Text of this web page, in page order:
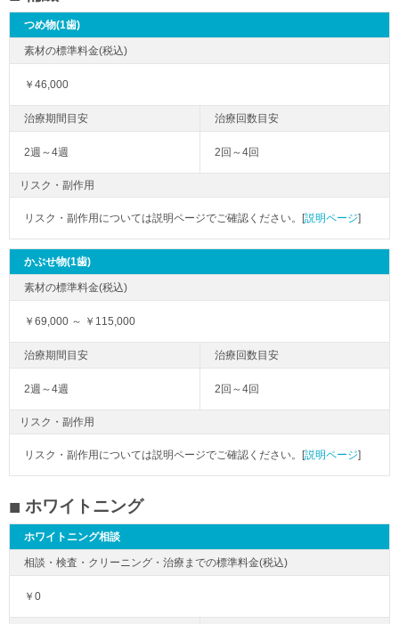
つめ物(1歯)
￥46,000
2週～4週 2回～4回
リスク・副作用
リスク・副作用については説明ページでご確認ください。[説明ページ]
かぶせ物(1歯)
￥69,000 ～ ￥115,000
2週～4週 2回～4回
リスク・副作用
リスク・副作用については説明ページでご確認ください。[説明ページ]
ホワイトニング
ホワイトニング相談
￥0